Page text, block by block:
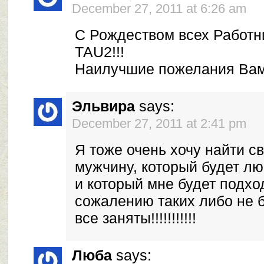
December 27, 2011 at 6:26 am
С Рождеством всех
ТАU2!!!
Наилучшие пожелания
Эльвира says:
December 27, 2011 at 2:41 pm
Я тоже очень хочу найти
мужчину, который будет
и который мне будет
сожалению таких либо не
все заняты!!!!!!!!!!!
Люба says: